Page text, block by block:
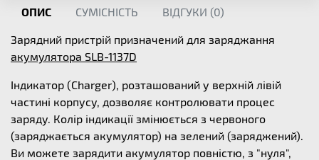
ОПИС СУМІСНІСТЬ ВІДГУКИ (0)
Зарядний пристрій призначений для заряджання
акумулятора SLB-1137D
Індикатор (Charger), розташований у верхній лівій
частині корпусу, дозволяє контролювати процес
заряду. Колір індикації змінюється з червоного
(заряджається акумулятор) на зелений (заряджений).
Ви можете зарядити акумулятор повністю, з "нуля",